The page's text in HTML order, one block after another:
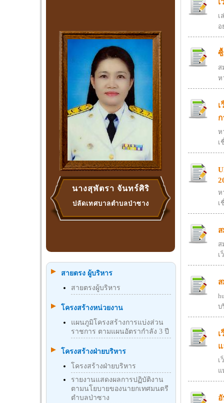
นางสุพัตรา จันทร์ศิริ
ปลัดเทศบาลตำบลป่าซาง
สายตรง ผู้บริหาร
สายตรงผู้บริหาร
โครงสร้างหน่วยงาน
แผนภูมิโครงสร้างการแบ่งส่วน
ราชการ ตามแผนอัตรากำลัง 3 ปี
โครงสร้างฝ่ายบริหาร
โครงสร้างฝ่ายบริหาร
รายงานแสดงผลการปฏิบัติงาน
ตามนโยบายของนายกเทศมนตรี
ตำบลป่าซาง
เ
อ
ซื้
ส
ห
ห
เ
ห
เ
ส
เ
บ
เ
แ